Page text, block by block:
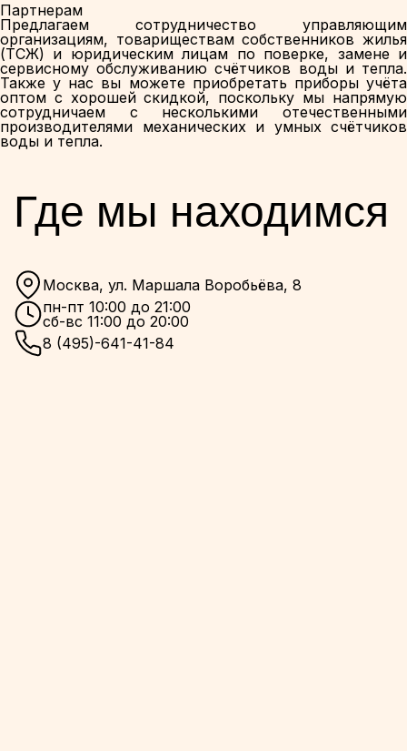
Партнерам
Предлагаем сотрудничество управляющим
организациям, товариществам собственников жилья
(ТСЖ) и юридическим лицам по поверке, замене и
сервисному обслуживанию счётчиков воды и тепла.
Также у нас вы можете приобретать приборы учёта
оптом с хорошей скидкой, поскольку мы напрямую
сотрудничаем с несколькими отечественными
производителями механических и умных счётчиков
воды и тепла.
Где мы находимся
Москва, ул. Маршала Воробьёва, 8
пн-пт 10:00 до 21:00
сб-вс 11:00 до 20:00
8 (495)-641-41-84